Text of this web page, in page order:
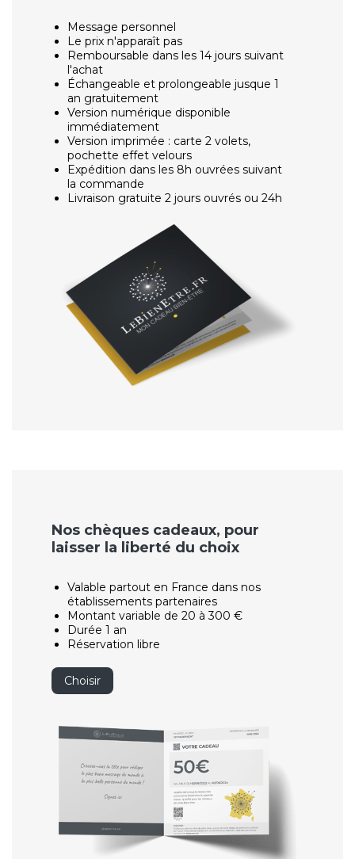
Message personnel
Le prix n'apparaît pas
Remboursable dans les 14 jours suivant
l'achat
Échangeable et prolongeable jusque 1
an gratuitement
Version numérique disponible
immédiatement
Version imprimée : carte 2 volets,
pochette effet velours
Expédition dans les 8h ouvrées suivant
la commande
Livraison gratuite 2 jours ouvrés ou 24h
Nos chèques cadeaux, pour
laisser la liberté du choix
Valable partout en France dans nos
établissements partenaires
Montant variable de 20 à 300 €
Durée 1 an
Réservation libre
Choisir